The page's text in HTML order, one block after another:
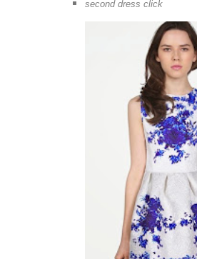
second dress click